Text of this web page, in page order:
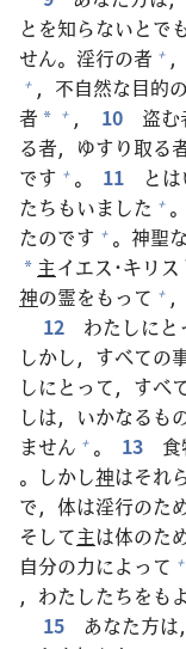
とを知らないとで
せん。 淫行の者 + ，
+ ， 不自然な目的
者 * + ， 10 盗む
る者，ゆすり取る
です + 。 11 と
たちもいました +
たのです + 。 神聖な
* 主イエス･キリス
神の霊をもって + ，
12
わたしにと
しかし，すべての
しにとって，すべ
しは，いかなるも
ません + 。 13 食
。しかし神はそれ
で， 体は淫行のた
そして主は体のた
自分の力によって +
，わたしたちをも
15
あなた方は，